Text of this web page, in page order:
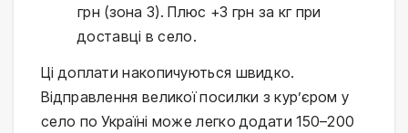
грн (зона 3). Плюс +3 грн за кг при
доставці в село.
Ці доплати накопичуються швидко.
Відправлення великої посилки з кур’єром у
село по Україні може легко додати 150–200